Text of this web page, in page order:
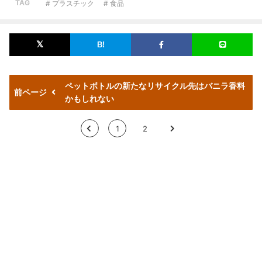
TAG # プラスチック # 食品
前ページ
ペットボトルの新たなリサイクル先はバニラ香料
かもしれない
< 1 2 >